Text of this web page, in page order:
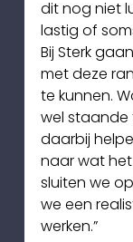
dit nog niet
lastig of
Bij Sterk
met deze
te kunnen.
wel staande
daarbij
naar wat
sluiten we
we een
werken.”